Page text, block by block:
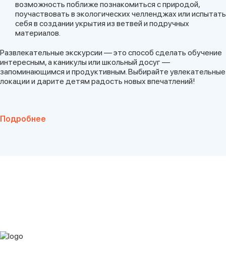
возможность поближе познакомиться с природой,
поучаствовать в экологических челленджах или испытать
себя в создании укрытия из ветвей и подручных
материалов.
Развлекательные экскурсии — это способ сделать обучение
интересным, а каникулы или школьный досуг —
запоминающимся и продуктивным. Выбирайте увлекательные
локации и дарите детям радость новых впечатлений!
Подробнее